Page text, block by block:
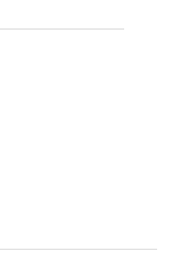
de la
por
y especias,